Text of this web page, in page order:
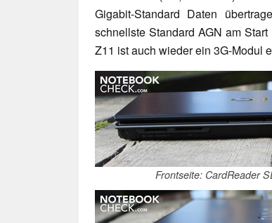
Gigabit-Standard Daten
schnellste Standard AGN am
Z11 ist auch wieder ein 3G-Modul
Frontseite: CardReader